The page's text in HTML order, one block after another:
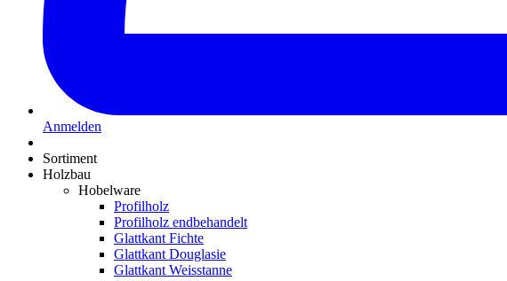
Anmelden
Sortiment
Holzbau
Hobelware
Profilholz
Profilholz endbehandelt
Glattkant Fichte
Glattkant Douglasie
Glattkant Weisstanne